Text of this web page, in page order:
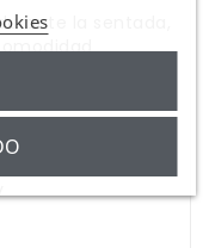
la sentada,
grosor de 17
en la zona de la
la parte superior